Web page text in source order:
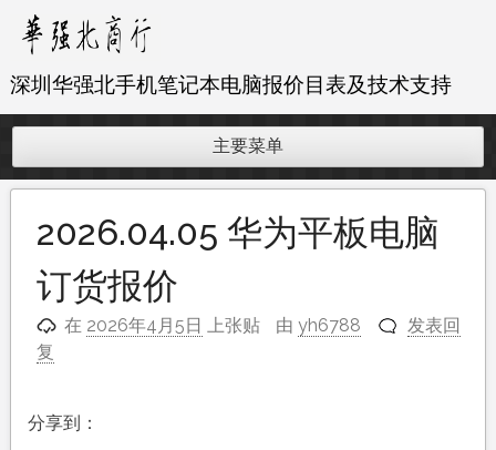
内深圳华强北手机笔记本电脑报价目表及技术支持
主要菜单
2026.04.05 华为平板电脑
订货报价
在 2026年4月5日 上张贴 由yh6788
发表回
复
分享到：